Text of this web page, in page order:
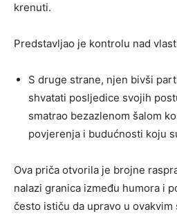
krenuti.
Predstavljao je kontrolu nad
S druge strane, njen bivši
shvatati posljedice svojih
smatrao bezazlenom šalom
povjerenja i budućnosti koju
Ova priča otvorila je brojne
nalazi granica između humora i
često ističu da upravo u ovakvim